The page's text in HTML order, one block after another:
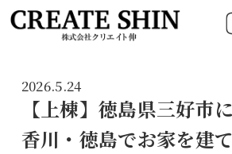
2026.5.24
【上棟】徳島県三好市
香川・徳島でお家を建